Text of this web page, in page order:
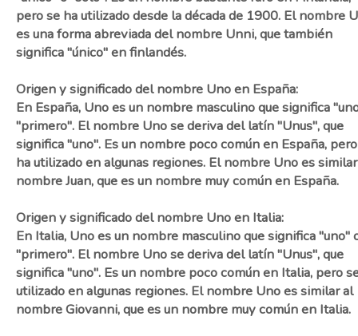
pero se ha utilizado desde la década de 1900. El nombre
es una forma abreviada del nombre Unni, que también
significa "único" en finlandés.
Origen y significado del nombre Uno en España:
En España, Uno es un nombre masculino que significa
"primero". El nombre Uno se deriva del latín "Unus", que
significa "uno". Es un nombre poco común en España,
ha utilizado en algunas regiones. El nombre Uno es
nombre Juan, que es un nombre muy común en España.
Origen y significado del nombre Uno en Italia:
En Italia, Uno es un nombre masculino que significa "uno"
"primero". El nombre Uno se deriva del latín "Unus", que
significa "uno". Es un nombre poco común en Italia, pero
utilizado en algunas regiones. El nombre Uno es similar al
nombre Giovanni, que es un nombre muy común en Italia.